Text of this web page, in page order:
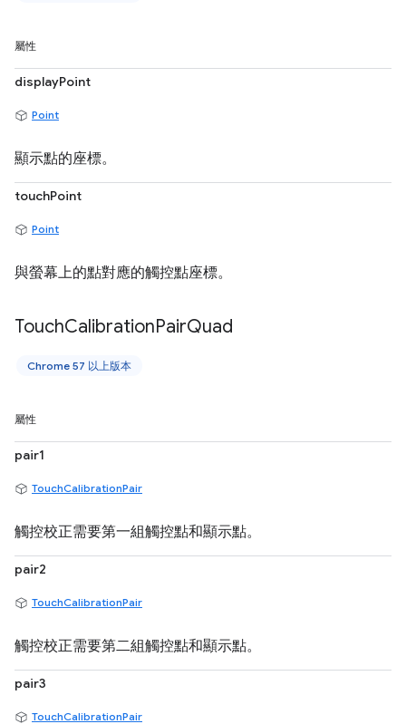
屬性
displayPoint
Point
顯示點的座標。
touchPoint
Point
與螢幕上的點對應的觸控點座標。
TouchCalibrationPairQuad
Chrome 57 以上版本
屬性
pair1
TouchCalibrationPair
觸控校正需要第一組觸控點和顯示點。
pair2
TouchCalibrationPair
觸控校正需要第二組觸控點和顯示點。
pair3
TouchCalibrationPair